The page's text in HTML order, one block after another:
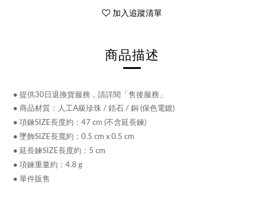
加入追蹤清單
商品描述
● 提供30日退換貨服務，請詳閱「售後服務」
● 商品材質：人工A級珍珠 / 鋯石 / 銅 (保色電鍍)
● 項鍊SIZE長度約：47 cm (不含延長鍊)
● 墜飾SIZE長寬約：0.5 cm x 0.5 cm
● 延長鍊SIZE長度約：5 cm
● 項鍊重量約：4.8 g
● 單件販售